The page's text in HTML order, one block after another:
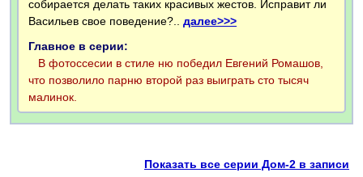
собирается делать таких красивых жестов. Исправит ли
Васильев свое поведение?.. далее>>>
Главное в серии:
В фотоссесии в стиле ню победил Евгений Ромашов,
что позволило парню второй раз выиграть сто тысяч
малинок.
Показать все серии Дом-2 в записи